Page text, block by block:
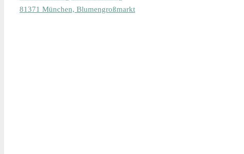
81371 München, Blumengroßmarkt